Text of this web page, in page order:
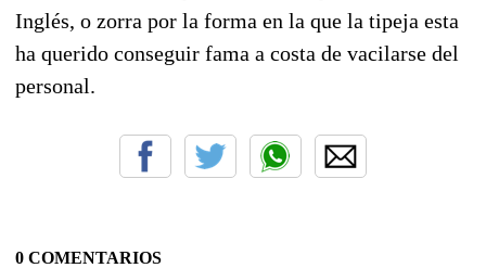
Inglés, o zorra por la forma en la que la tipeja esta
ha querido conseguir fama a costa de vacilarse del
personal.
0 COMENTARIOS